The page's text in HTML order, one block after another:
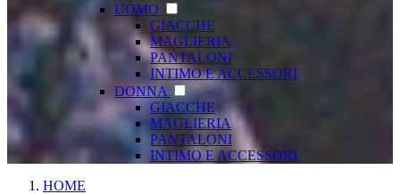
UOMO
GIACCHE
MAGLIERIA
PANTALONI
INTIMO E ACCESSORI
DONNA
GIACCHE
MAGLIERIA
PANTALONI
INTIMO E ACCESSORI
HOME